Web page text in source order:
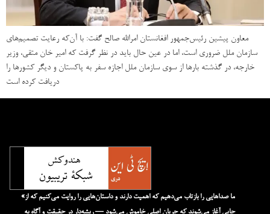
معاون پیشین رئیس‌جمهور افغانستان امرالله صالح گفت: با آن‌که رعایت تصمیم‌های
سازمان ملل ضروری است، اما در عین حال باید در نظر گرفت که امیر خان متقی، وزیر
خارجه، در گذشته بارها از سوی سازمان ملل اجازه سفر به پاکستان و دیگر کشورها را
دریافت کرده است
«ما صداهایی را بازتاب می‌دهیم که اهمیت دارند و داستان‌هایی را روایت می‌کنیم که از